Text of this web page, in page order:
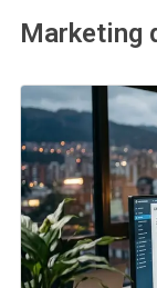
Marketing